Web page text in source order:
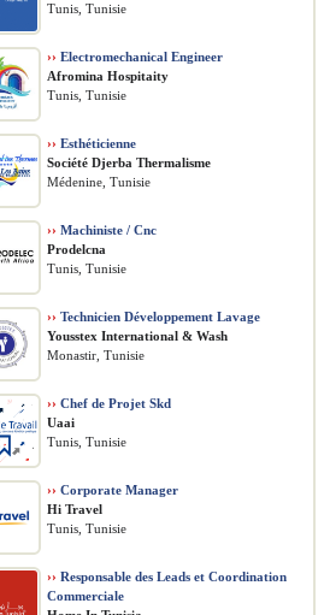
Tunis, Tunisie
›› Electromechanical Engineer
Afromina Hospitaity
Tunis, Tunisie
›› Esthéticienne
Société Djerba Thermalisme
Médenine, Tunisie
›› Machiniste / Cnc
Prodelcna
Tunis, Tunisie
›› Technicien Développement Lavage
Yousstex International & Wash
Monastir, Tunisie
›› Chef de Projet Skd
Uaai
Tunis, Tunisie
›› Corporate Manager
Hi Travel
Tunis, Tunisie
›› Responsable des Leads et Coordination
Commerciale